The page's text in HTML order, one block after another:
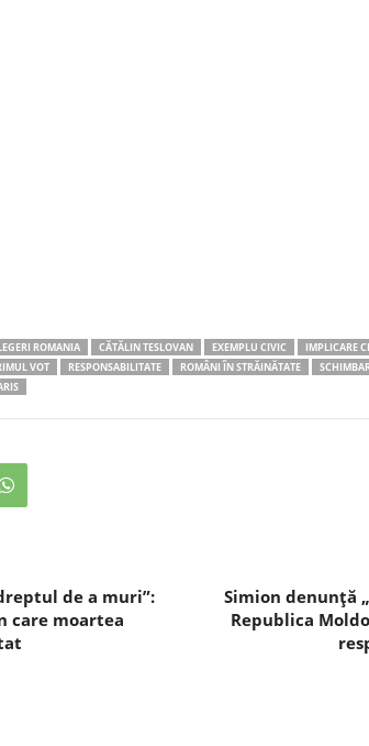
ROMANIA CĂTĂLIN TESLOVAN EXEMPLU CIVIC IMPLICARE
VOT RESPONSABILITATE ROMÂNI ÎN STRĂINĂTATE
de a muri”:
care moartea
Simion denunță
Republica